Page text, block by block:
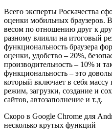
Всего эксперты Роскачества
оценки мобильных браузеров.
весом по отношению друг к
разному влияли на итоговый
функциональность браузера
оценки, удобство – 20%,
производительность – 10% и
функциональность – это
который включает в себя
режим, загрузки, создание и
сайтов, автозаполнение и т.д.
Скоро в Google Chrome для
несколько крутых функций